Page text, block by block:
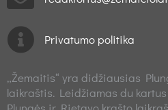
Privatumo politika
„Žemaitis“ yra didžiausias
laikraštis. Leidžiamas du